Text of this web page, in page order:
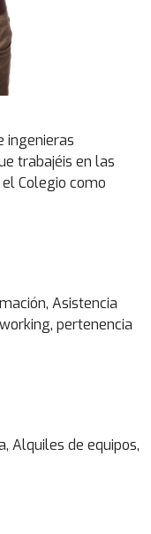
ingenieras
trabajéis en las
Colegio como
Asistencia
pertenencia
Alquiles de equipos,